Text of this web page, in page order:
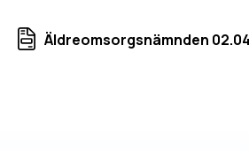
Äldreomsorgsnämnden